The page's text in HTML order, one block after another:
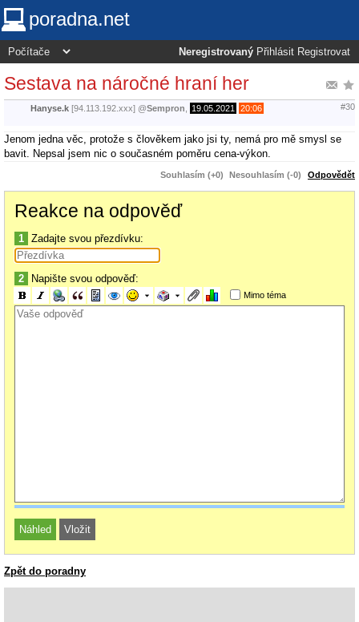
poradna.net
Neregistrovaný Přihlásit Registrovat
Sestava na náročné hraní her
Hanyse.k [94.113.192.xxx] @Sempron 19.05.2021 20:06 #30
Jenom jedna věc, protože s člověkem jako jsi ty, nemá pro mě smysl se
bavit. Nepsal jsem nic o současném poměru cena-výkon.
Souhlasím (+0) Nesouhlasím (-0) Odpovědět
Reakce na odpověď
1 Zadajte svou přezdívku:
2 Napište svou odpověď:
Mimo téma
Zpět do poradny